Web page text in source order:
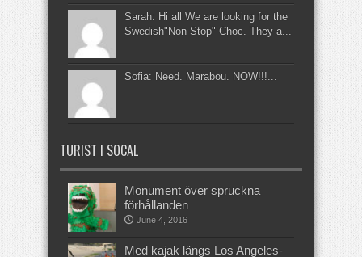
Sarah: Hi all We are looking for the
Swedish"Non Stop" Choc. They a...
Sofia: Need. Marabou. NOW!!!...
TURIST I SOCAL
Monument över spruckna
förhållanden
June 4, 2016
Med kajak längs Los Angeles-